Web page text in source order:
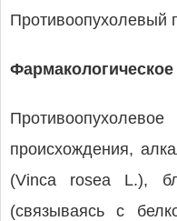
Противоопухолевый
Фармакологическое
происхождения,
(Vinca rosea L.),
(связываясь с